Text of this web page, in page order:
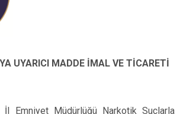
UYARICI MADDE İMAL VE TİCARETİ
Müdürlüğü Narkotik Suçlarla